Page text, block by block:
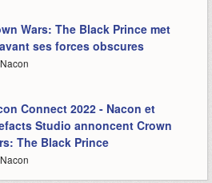
Wars: The Black Prince met
ses forces obscures
Connect 2022 - Nacon et
Studio annoncent Crown
The Black Prince